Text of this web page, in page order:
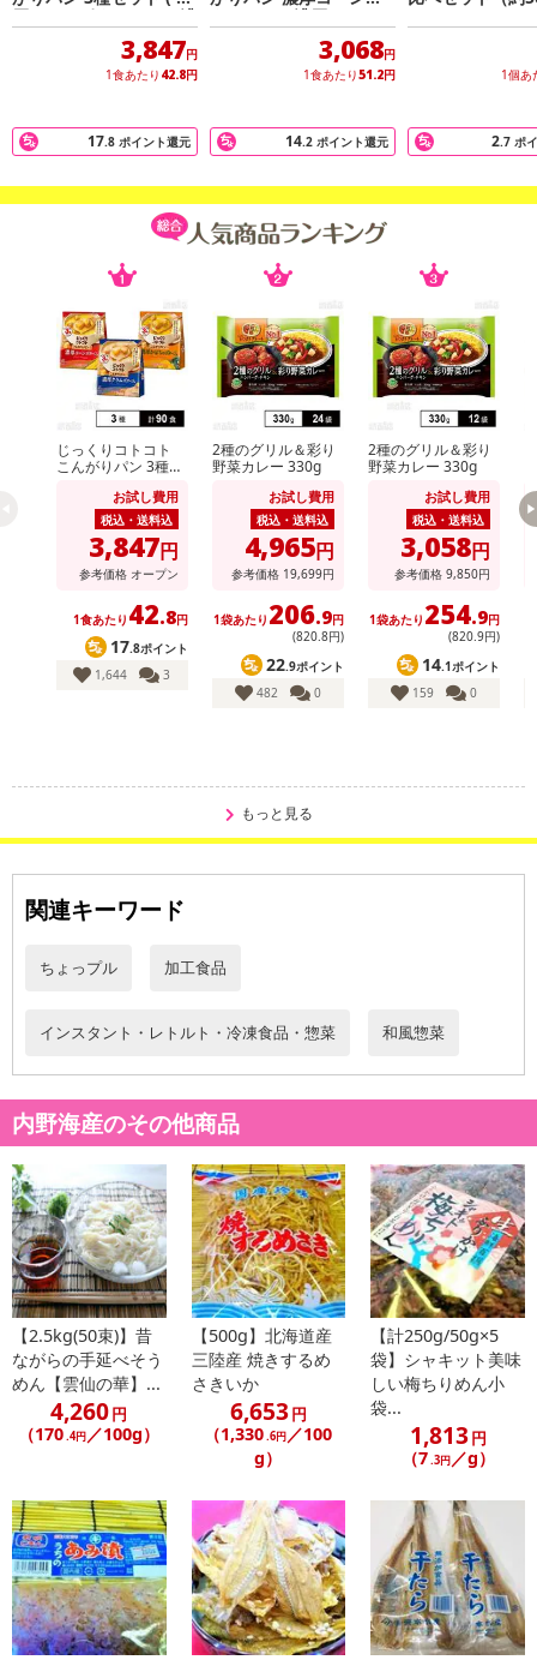
※d払い、PayPay、au PAY、au PAY（auかんたん決済）、ソフトバ
ンクまとめて支払い、楽天ペイ、メルペイ、AEON Pay、Amazon
Payでお支払いの場合、決済のため外部サイトへ遷移します。
さい。
【配送伝票番号について】
※配送形態がメール便の商品については、商品の発送完了後、配送
伝票番号がマイページに表示されない場合もございます。
【配送日時の指定について】
※配送日時の指定が可能な商品の場合、商品によってご指定できる
配送日、配送時間が異なる可能性がございます。
カート機能をご利用の場合は、配送日時指定をご利用いただけませ
発送日カレンダー
その他共通および商品カテゴリー別注意事項（※必ずご確認くだ
さい）
こちらの情報は
厚コーンポタージュ / 濃
厚かぼちゃポタージュ /
濃厚クラムポタージュ )
3,847円
1食あたり 42.8円
17.8 ポイント還元
タージュ / 濃厚かぼちゃ
3,068円
1食あたり51.2円
14.2 ポイント還元
1個あ
2.7 ポ
じっくりコトコト
こんがりパン 3種セ
タージュ / 濃厚かぼ
ちゃポタージュ / 濃
厚クラムポタージュ
お試し費用
税込・送料込
3,847円
参考価格 オープン
1食あたり 42.8円
17.8ポイント
1,644
3
2種のグリル＆彩り
野菜カレー 330g
お試し費用
税込・送料込
4,965円
参考価格 19,699円
1袋あたり 206.9円
(820.8円)
22.9ポイント
482
0
2種のグリル＆彩り
野菜カレー 330g
お試し費用
税込・送料込
3,058円
参考価格 9,850円
1袋あたり 254.9円
(820.9円)
14.1ポイント
159
0
もっと見る
関連キーワード
ちょっプル 加工食品
インスタント・レトルト・冷凍食品・惣菜 和風惣菜
内野海産のその他商品
【2.5kg(50束)】昔
ながらの手延べそう
めん【雲仙の華】...
4,260円
（170.4円／100g）
【500g】北海道産
三陸産 焼きするめ
さきいか
6,653円
（1,330.6円／100
g）
【計250g/50g×5
袋】シャキット美味
しい梅ちりめん小
袋...
1,813円
（7.3円／g）